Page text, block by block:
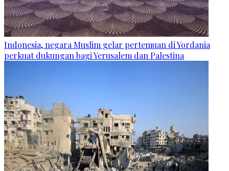
Indonesia, negara Muslim gelar pertemuan di Yordania
perkuat dukungan bagi Yerusalem dan Palestina